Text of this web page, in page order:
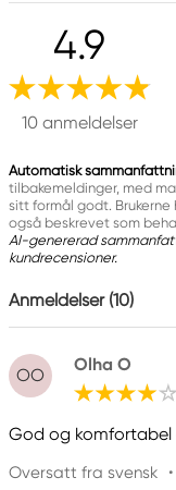
Panduro Hobby
Panduro
205 14 Malmö,
4.9
10 anmeldelser
Automatisk
tilbakemeldinger, med
sitt formål godt.
også beskrevet som
AI-genererad
kundrecensioner.
Anmeldelser (10)
OO
Olha O
God og komfortabel
Oversatt fra svensk •